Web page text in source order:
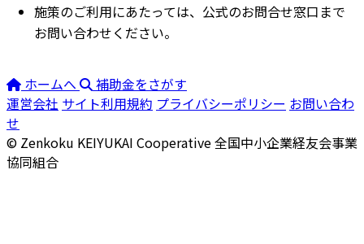
施策のご利用にあたっては、公式のお問合せ窓口まで
お問い合わせください。
ホームへ
補助金をさがす
運営会社 サイト利用規約 プライバシーポリシー お問い合わ
せ
© Zenkoku KEIYUKAI Cooperative全国中小企業経友会事業
協同組合